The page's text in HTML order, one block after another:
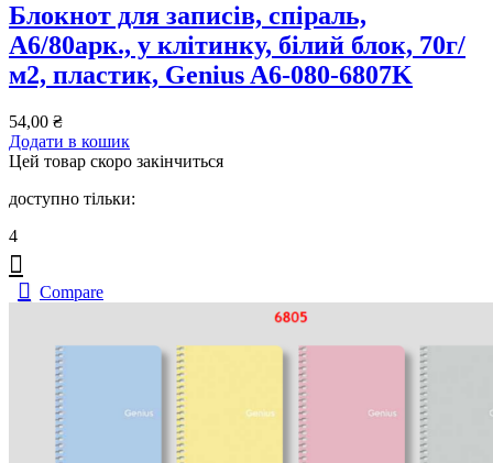
Блокнот для записів, спiраль,
А6/80арк., у клітинку, білий блок, 70г/
м2, пластик, Genius A6-080-6807K
54,00 ₴
Додати в кошик
Цей товар скоро закінчиться
доступно тільки:
4
Compare